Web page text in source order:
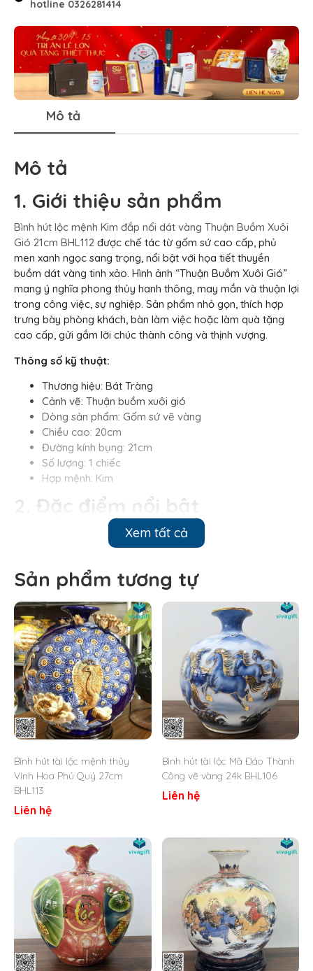
hotline 0326281414
Mô tả
Mô tả
1. Giới thiệu sản phẩm
Bình hút lộc mệnh Kim đắp nổi dát vàng Thuận Buồm Xuôi
Gió 21cm BHL112 được chế tác từ gốm sứ cao cấp, phủ
men xanh ngọc sang trọng, nổi bật với họa tiết thuyền
buồm dát vàng tinh xảo. Hình ảnh “Thuận Buồm Xuôi Gió”
mang ý nghĩa phong thủy hanh thông, may mắn và thuận lợi
trong công việc, sự nghiệp. Sản phẩm nhỏ gọn, thích hợp
trưng bày phòng khách, bàn làm việc hoặc làm quà tặng
cao cấp, gửi gắm lời chúc thành công và thịnh vượng.
Thông số kỹ thuật:
Thương hiệu: Bát Tràng
Cảnh vẽ: Thuận buồm xuôi gió
Dòng sản phẩm: Gốm sứ vẽ vàng
Chiều cao: 20cm
Đường kính bụng: 21cm
Số lượng: 1 chiếc
Hợp mệnh: Kim
2. Đặc điểm nổi bật
Bình hút lộc là một trong những vật phẩm gốm sứ
phong thủy cao cấp, được chế tác thủ công tỉ mỉ bởi
có kích thước 20–21cm, được làm từ chất liệu gốm sứ
cao cấp, phủ men vàng rực rỡ sang trọng, giúp giữ
được độ bền đẹp và sáng bóng theo thời gian. Điểm
nhấn ấn tượng nhất trên thân bình chính là hình ảnh
thuyền buồm được đắp nổi thủ công tinh xảo, từng chi
tiết cánh buồm, thân thuyền đến làn sóng biển đều
được khắc họa sống động. Những mảng dát vàng óng
ánh phủ lên từng đường nét không chỉ tạo nên vẻ đẹp
nổi bật, đẳng cấp mà còn làm tăng thêm giá trị thẩm
mỹ và sự sang trọng cho sản phẩm.
Trong phong thủy, hình ảnh thuyền buồm căng gió từ
thuận lợi và may mắn trong công việc cũng như cuộc
sống. Thuyền buồm lướt sóng ra khơi tượng trưng cho
hành trình vươn xa, vượt qua thử thách và gặt hái
thành công. Khi kết hợp cùng dáng bình hút lộc tròn
giúp gia chủ thu hút vượng khí, tài lộc và thịnh vượng
lâu dài. Bởi vậy, bình hút lộc Thuận Buồm Xuôi Gió
thường được nhiều người lựa chọn để trưng bày tại
phòng khách, phòng làm việc hay phòng thờ, như một
vật phẩm cầu may mắn, sự nghiệp thăng tiến và gia
đạo bình an.
Không chỉ dừng lại ở giá trị phong thủy, bình hút lộc
còn là một tác phẩm nghệ thuật có tính ứng dụng
cao. Với thiết kế nhỏ gọn, sản phẩm dễ dàng trưng
Xem tất cả
Sản phẩm tương tự
Bình hút tài lộc mệnh thủy
Vinh Hoa Phú Quý 27cm
BHL113
Liên hệ
Bình hút tài lộc Mã Đáo Thành
Công vẽ vàng 24k BHL106
Liên hệ